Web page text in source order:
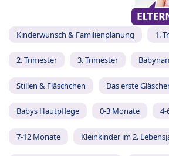
Kinderwunsch & Familienplanung 1.
2. Trimester 3. Trimester
Stillen & Fläschchen Das erste
Babys Hautpflege 0-3 Monate 4-
7-12 Monate Kleinkinder im 2.